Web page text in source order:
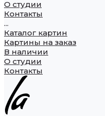
О студии
Контакты
...
Каталог картин
Картины на заказ
В наличии
О студии
Контакты